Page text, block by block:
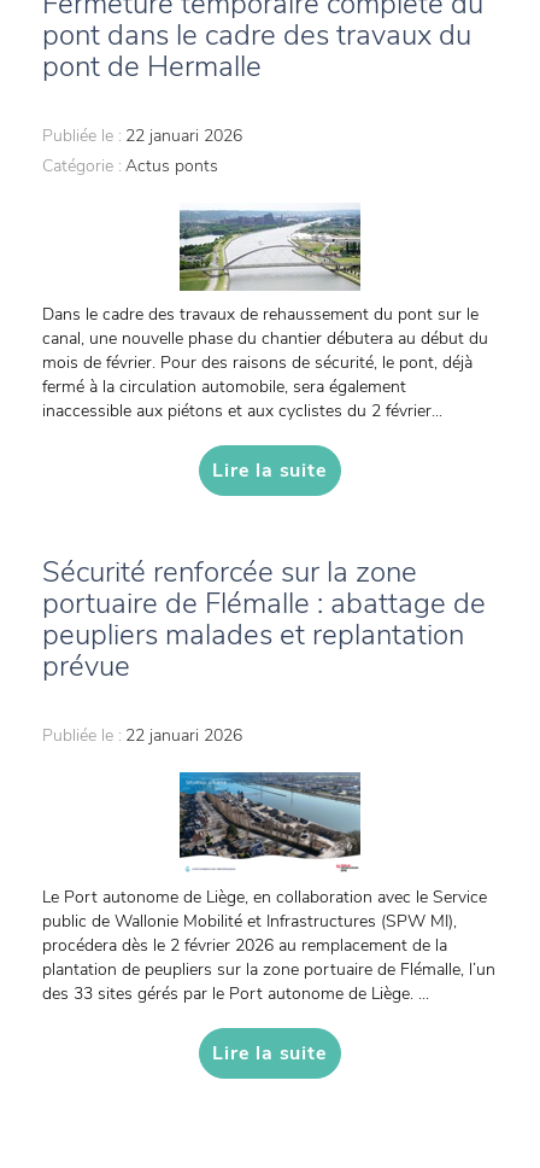
pont dans le cadre des travaux du
pont de Hermalle
Publiée le : 22 januari 2026
Catégorie : Actus ponts
Dans le cadre des travaux de rehaussement du pont sur le
canal, une nouvelle phase du chantier débutera au début du
mois de février. Pour des raisons de sécurité, le pont, déjà
fermé à la circulation automobile, sera également
inaccessible aux piétons et aux cyclistes du 2 février...
Lire la suite
Sécurité renforcée sur la zone
portuaire de Flémalle : abattage de
peupliers malades et replantation
prévue
Publiée le : 22 januari 2026
Le Port autonome de Liège, en collaboration avec le Service
public de Wallonie Mobilité et Infrastructures (SPW MI),
procédera dès le 2 février 2026 au remplacement de la
plantation de peupliers sur la zone portuaire de Flémalle, l’un
des 33 sites gérés par le Port autonome de Liège. ...
Lire la suite